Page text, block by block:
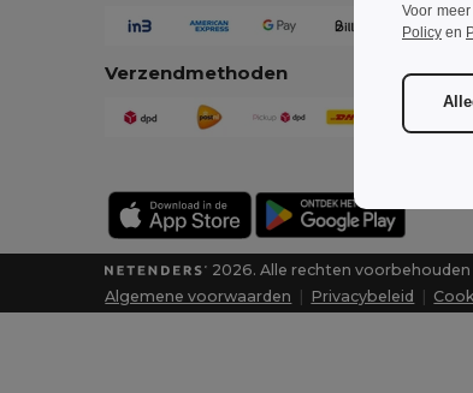
Verzendmethoden
2026. Alle rechten voorbehouden
Algemene voorwaarden
Privacybeleid
Voor
Policy en